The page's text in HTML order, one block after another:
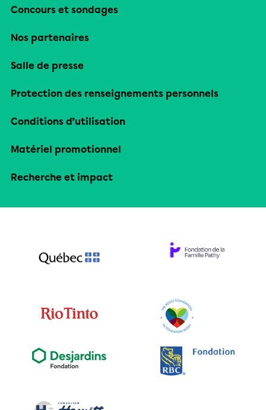
Concours et sondages
Nos partenaires
Salle de presse
Protection des renseignements personnels
Conditions d’utilisation
Matériel promotionnel
Recherche et impact